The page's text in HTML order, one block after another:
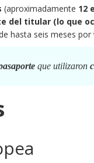
(aproximadamente 12
del titular (lo que
hasta seis meses por
que utilizaron